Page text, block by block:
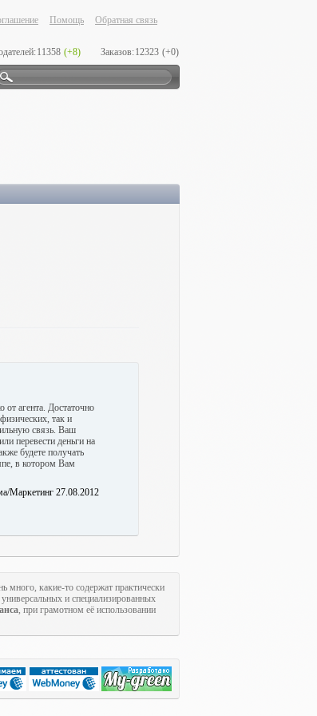
Помощь Обратная связь
11358 (+8) Заказов:12323 (+0)
от агента. Достаточно
так и
связь. Ваш
перевести деньги на
будете получать
в котором Вам
Маркетинг 27.08.2012
много, какие-то содержат практически
и специализированных
, при грамотном её использовании